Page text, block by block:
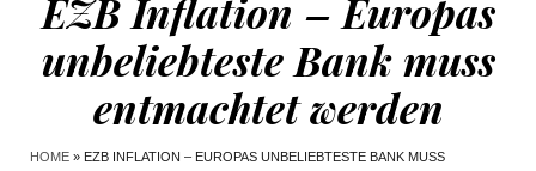
EZB Inflation – Europas
unbeliebteste Bank muss
entmachtet werden
HOME » EZB INFLATION – EUROPAS UNBELIEBTESTE BANK MUSS